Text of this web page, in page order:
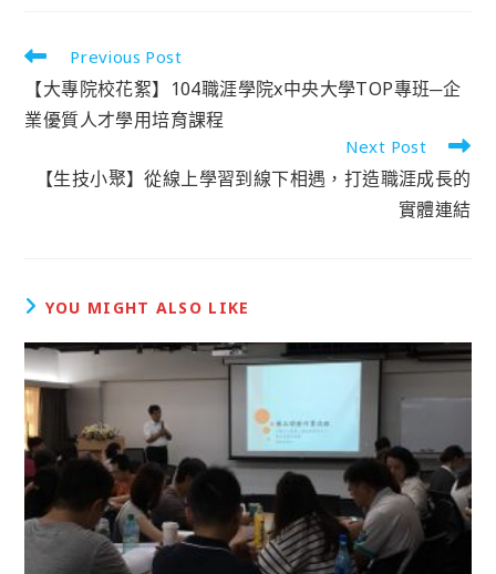
Previous Post
【大專院校花絮】104職涯學院x中央大學TOP專班─企
業優質人才學用培育課程
Next Post
【生技小聚】從線上學習到線下相遇，打造職涯成長的
實體連結
YOU MIGHT ALSO LIKE